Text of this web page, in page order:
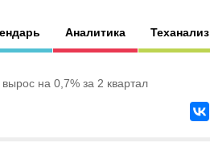
Аналитика Теханализ
на 0,7% за 2 квартал